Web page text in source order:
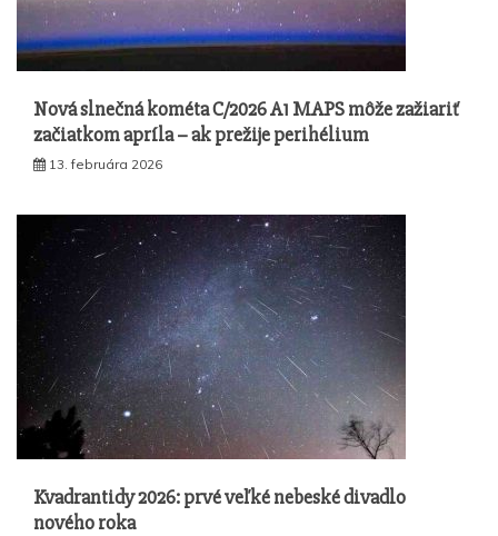
Nová slnečná kométa C/2026 A1 MAPS môže zažiariť
začiatkom apríla – ak prežije perihélium
13. februára 2026
Kvadrantidy 2026: prvé veľké nebeské divadlo
nového roka